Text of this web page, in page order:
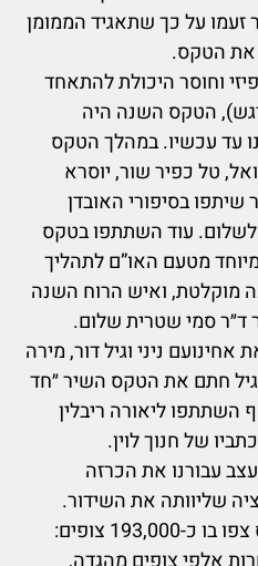
על כך שתאגיד הממומן
את הטקס.
וחוסר היכולת להתאחד
הטקס השנה היה
עד עכשיו. במהלך הטקס
טל כפיר שור, יוסרא
בסיפורי האובדן
עוד השתתפו בטקס
מטעם האו”ם לתהליך
מוקלטת, ואיש הרוח השנה
ד״ר סמי שטרית שלום.
ניני וגיל דור, מירה
חתם את הטקס השיר ״חד
השתתפו ליאורה ריבלין
של חנוך לוין.
עבורנו את הכרזה
שליוותה את השידור.
בזמן צפיית השיא של הטקס צפו בו כ-193,000 צופים: